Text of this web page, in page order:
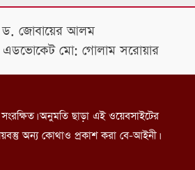
ড. জোবায়ের আলম
এডভোকেট মো: গোলাম সরোয়ার
সংরক্ষিত। অনুমতি ছাড়া এই ওয়েবসাইটের
অন্য কোথাও প্রকাশ করা বে-আইনী।